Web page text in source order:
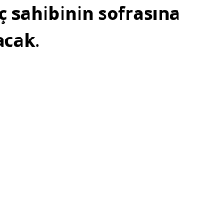
sofrasına